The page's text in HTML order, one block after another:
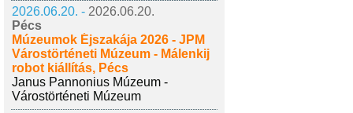
2026.06.20. - 2026.06.20.
Pécs
Múzeumok Éjszakája 2026 - JPM
Várostörténeti Múzeum - Málenkij
robot kiállítás, Pécs
Janus Pannonius Múzeum -
Várostörténeti Múzeum